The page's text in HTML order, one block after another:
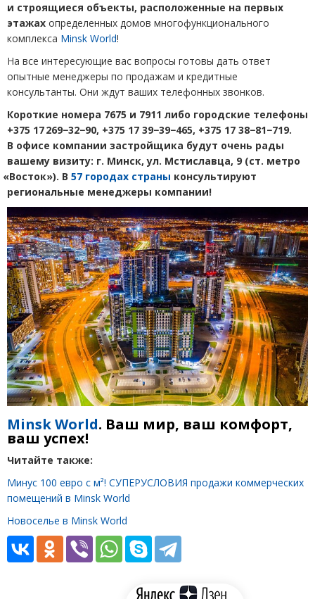
и строящиеся объекты, расположенные на первых
этажах определенных домов многофункционального
комплекса Minsk World!
На все интересующие вас вопросы готовы дать ответ
опытные менеджеры по продажам и кредитные
консультанты. Они ждут ваших телефонных звонков.
Короткие номера 7675 и 7911 либо городские телефоны
+375 17 269−32−90, +375 17 39−39−465, +375 17 38−81−719.
В офисе компании застройщика будут очень рады
вашему визиту: г. Минск, ул. Мстиславца, 9 (ст. метро
«Восток»). В 57 городах страны консультируют
региональные менеджеры компании!
Minsk World. Ваш мир, ваш комфорт,
ваш успех!
Читайте также:
Минус 100 евро с м²! СУПЕРУСЛОВИЯ продажи коммерческих
помещений в Minsk World
Новоселье в Minsk World